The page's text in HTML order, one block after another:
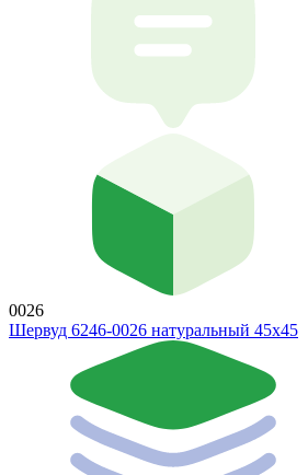
0026
Шервуд 6246-0026 натуральный 45x45